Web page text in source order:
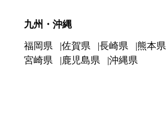
九州・沖縄
福岡県 佐賀県 長崎県 熊本県
宮崎県
鹿児島県 沖縄県